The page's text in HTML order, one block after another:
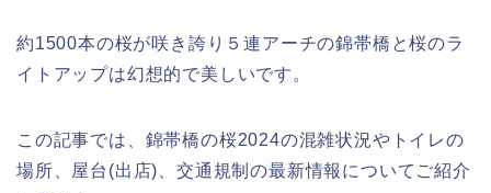
約1500本の桜が咲き誇り５連アーチの錦帯橋と桜のラ
イトアップは幻想的で美しいです。
この記事では、錦帯橋の桜2024の混雑状況やトイレの
場所、屋台(出店)、交通規制の最新情報についてご紹介